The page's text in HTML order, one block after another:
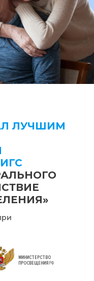
ЛУЧШИМ
МИНИСТЕРСТВО
ПРОСВЕЩЕНИЯ РФ